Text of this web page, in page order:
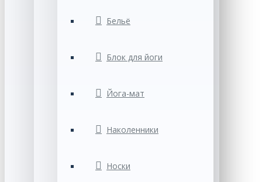
Бельё
Блок для йоги
Йога-мат
Наколенники
Носки